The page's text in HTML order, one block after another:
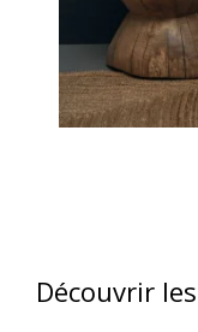
Découvrir